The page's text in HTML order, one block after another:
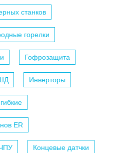
станков
горелки
Гофрозащита
Инверторы
ER
Концевые датчки